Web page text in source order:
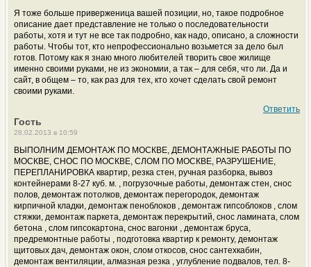
Я тоже больше приверженица вашей позиции, но, такое подробное
описание дает представление не только о последовательности
работы, хотя и тут не все так подробно, как надо, описано, а сложности
работы. Чтобы тот, кто непрофессионально возьмется за дело был
готов. Потому как я знаю много любителей творить свое жилище
именно своими руками, не из экономии, а так – для себя, что ли. Да и
сайт, в общем – то, как раз для тех, кто хочет сделать свой ремонт
своими руками.
Ответить
Гость
28.02.2013 в 10:59
ВЫПОЛНИМ ДЕМОНТАЖ ПО МОСКВЕ, ДЕМОНТАЖНЫЕ РАБОТЫ ПО
МОСКВЕ, СНОС ПО МОСКВЕ, СЛОМ ПО МОСКВЕ, РАЗРУШЕНИЕ,
ПЕРЕПЛАНИРОВКА квартир, резка стен, ручная разборка, вывоз
контейнерами 8-27 куб. м. , погрузочные работы, демонтаж стен, снос
полов, демонтаж потолков, демонтаж перегородок, демонтаж
кирпичной кладки, демонтаж пеноблоков , демонтаж гипсоблоков , слом
стяжки, демонтаж паркета, демонтаж перекрытий, снос ламината, слом
бетона , слом гипсокартона, снос вагонки , демонтаж бруса,
предремонтные работы , подготовка квартир к ремонту, демонтаж
щитовых дач, демонтаж окон, слом откосов, снос сантехкабин,
демонтаж вентиляции, алмазная резка , углубление подвалов, тел. 8-